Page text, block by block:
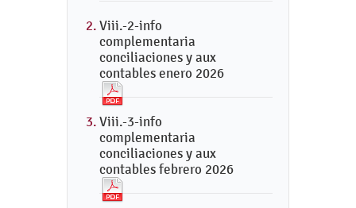
Viii.-2-info
complementaria
conciliaciones y aux
contables enero 2026
Viii.-3-info
complementaria
conciliaciones y aux
contables febrero 2026